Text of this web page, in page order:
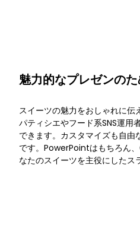
魅力的なプレゼンの
スイーツの魅力をおしゃれに
パティシエやフード系SNS運用
できます。カスタマイズも自
です。PowerPointはもちろん
なたのスイーツを主役にしたス